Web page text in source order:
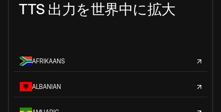
TTS 出力を世界中に拡大
AFRIKAANS
ALBANIAN